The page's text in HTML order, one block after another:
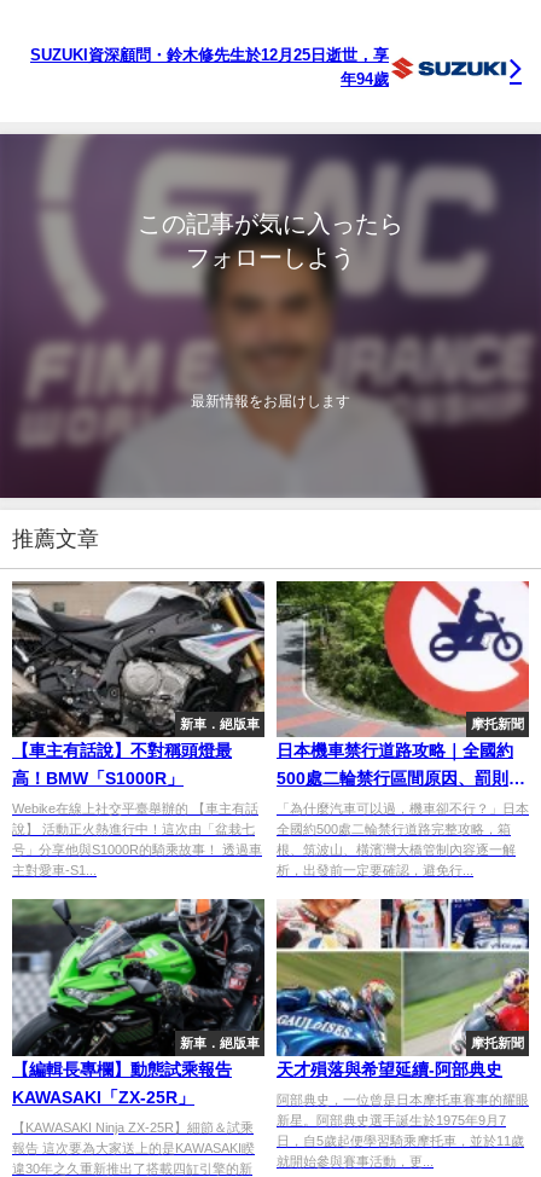
SUZUKI資深顧問・鈴木修先生於12月25日逝世，享
年94歲
この記事が気に入ったら
フォローしよう
最新情報をお届けします
推薦文章
新車．絕版車
【車主有話說】不對稱頭燈最
高！BMW「S1000R」
Webike在線上社交平臺舉辦的 【車主有話
說】 活動正火熱進行中！這次由「盆栽七
号」分享他與S1000R的騎乘故事！ 透過車
主對愛車-S1...
摩托新聞
日本機車禁行道路攻略｜全國約
500處二輪禁行區間原因、罰則與
事前確認方法
「為什麼汽車可以過，機車卻不行？」日本
全國約500處二輪禁行道路完整攻略，箱
根、筑波山、橫濱灣大橋管制內容逐一解
析，出發前一定要確認，避免行...
新車．絕版車
【編輯長專欄】動態試乘報告
KAWASAKI「ZX-25R」
【KAWASAKI Ninja ZX-25R】細節＆試乘
報告 這次要為大家送上的是KAWASAKI睽
違30年之久重新推出了搭載四缸引擎的新
摩托新聞
天才殞落與希望延續-阿部典史
阿部典史，一位曾是日本摩托車賽事的耀眼
新星。阿部典史選手誕生於1975年9月7
日，自5歲起便學習騎乘摩托車，並於11歲
就開始參與賽事活動，更...